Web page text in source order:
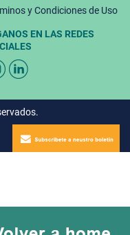
y Condiciones de Uso
EN LAS REDES